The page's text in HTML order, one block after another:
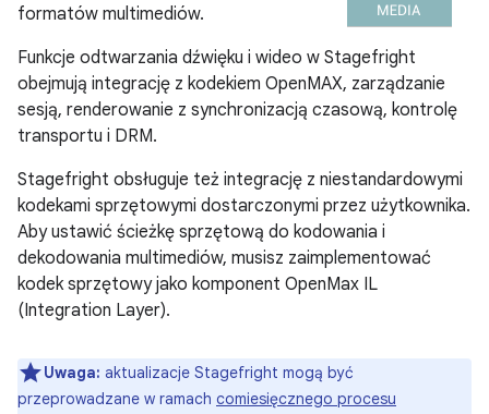
formatów multimediów.
Funkcje odtwarzania dźwięku i wideo w Stagefright
obejmują integrację z kodekiem OpenMAX, zarządzanie
sesją, renderowanie z synchronizacją czasową, kontrolę
transportu i DRM.
Stagefright obsługuje też integrację z niestandardowymi
kodekami sprzętowymi dostarczonymi przez użytkownika.
Aby ustawić ścieżkę sprzętową do kodowania i
dekodowania multimediów, musisz zaimplementować
kodek sprzętowy jako komponent OpenMax IL
(Integration Layer).
Uwaga: aktualizacje Stagefright mogą być
przeprowadzane w ramach comiesięcznego procesu